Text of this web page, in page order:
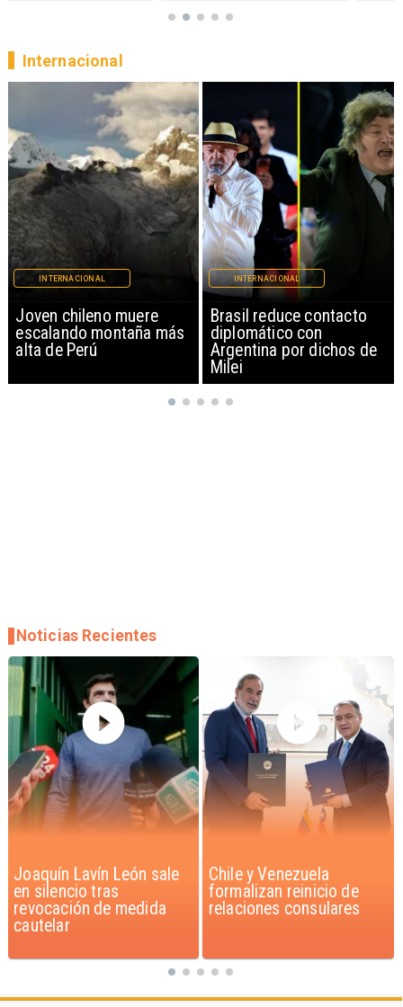
Brasil reduce contacto
diplomático con
Argentina por dichos de
INTERNACIONAL
China restringe
exportación de drones a
EEUU y sanciona
empresas
INTERNACIONAL
Internacional
Chile y Venezuela
formalizan reinicio de
relaciones consulares
Feriantes rechazan
dichos de Camila Flores
sobre Fabiola Campillai
Noticias Recientes